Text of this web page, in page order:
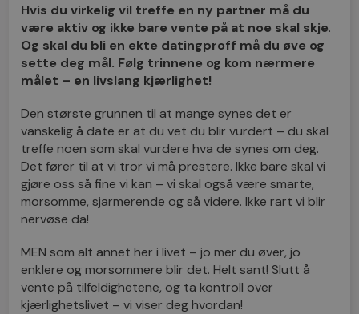
Hvis du virkelig vil treffe en ny partner må du
være aktiv og ikke bare vente på at noe skal skje.
Og skal du bli en ekte datingproff må du øve og
sette deg mål. Følg trinnene og kom nærmere
målet – en livslang kjærlighet!
Den største grunnen til at mange synes det er
vanskelig å date er at du vet du blir vurdert – du skal
treffe noen som skal vurdere hva de synes om deg.
Det fører til at vi tror vi må prestere. Ikke bare skal vi
gjøre oss så fine vi kan – vi skal også være smarte,
morsomme, sjarmerende og så videre. Ikke rart vi blir
nervøse da!
MEN som alt annet her i livet – jo mer du øver, jo
enklere og morsommere blir det. Helt sant! Slutt å
vente på tilfeldighetene, og ta kontroll over
kjærlighetslivet – vi viser deg hvordan!